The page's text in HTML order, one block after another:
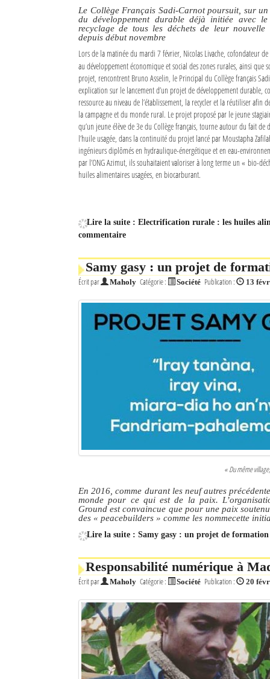
Le Collège Français Sadi-Carnot poursuit, sur
du développement durable déjà initiée avec
recyclage de tous les déchets de leur nouvelle
depuis début novembre
Lors de la matinée du mardi 7 février, Nicolas Livache, cofondateur
au développement économique et social des zones rurales, ainsi que
projet, rencontrent Bruno Asselin, le Principal du Collège français
explication sur le lancement d’un projet de développement durable,
ressource au niveau de l’établissement, la recycler et la réutiliser afin
la campagne et du monde rural. Le projet proposé par le jeune
qu’un jeune élève de 3e du Collège français, tourne autour du fait de
l’huile usagée, dans la continuité du projet lancé par Moustapha
ingénieurs diplômés en hydraulique-énergétique et en eau-
par l’ONG Azimut, ils souhaitaient valoriser à long terme un « bio-
huiles alimentaires usagées, en biocarburant.
Lire la suite : Electrification rurale : les huiles
commentaire
Samy gasy : un projet de
Écrit par Maholy Catégorie : Société Publication : 13
« Du même
En 2016, comme durant les neuf autres
monde pour ce qui est de la paix.
Ground est convaincue que pour une paix
des « peacebuilders » comme les nommecette
Lire la suite : Samy gasy : un projet de formation
Responsabilité numérique à
Écrit par Maholy Catégorie : Société Publication : 20